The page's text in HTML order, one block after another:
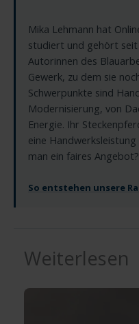
Mika Lehmann hat
studiert und gehört
Autorinnen des
Gewerk, zu dem sie
Schwerpunkte sind
Modernisierung, von
Energie. Ihr
eine
man ein faires Angebot?
So entstehen unsere
Weiterlesen